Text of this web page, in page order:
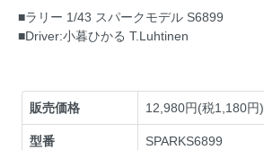
■ラリー 1/43 スパークモデル S6899
■Driver:小暮ひかる T.Luhtinen
販売価格 12,980円(税1,180円)
型番 SPARKS6899